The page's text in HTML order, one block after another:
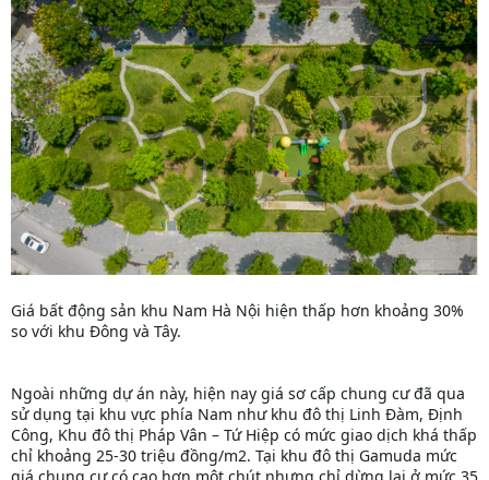
Giá bất động sản khu Nam Hà Nội hiện thấp hơn khoảng 30%
so với khu Đông và Tây.
Ngoài những dự án này, hiện nay giá sơ cấp chung cư đã qua
sử dụng tại khu vực phía Nam như khu đô thị Linh Đàm, Định
Công, Khu đô thị Pháp Vân – Tứ Hiệp có mức giao dịch khá thấp
chỉ khoảng 25-30 triệu đồng/m2. Tại khu đô thị Gamuda mức
giá chung cư có cao hơn một chút nhưng chỉ dừng lại ở mức 35